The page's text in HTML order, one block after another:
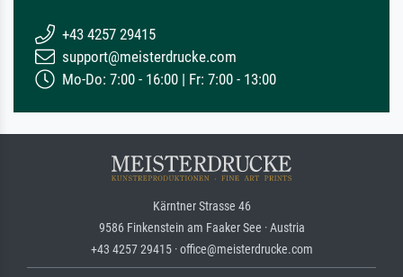
+43 4257 29415
support@meisterdrucke.com
Mo-Do: 7:00 - 16:00 | Fr: 7:00 - 13:00
Kärntner Strasse 46
9586 Finkenstein am Faaker See · Austria
+43 4257 29415 · office@meisterdrucke.com